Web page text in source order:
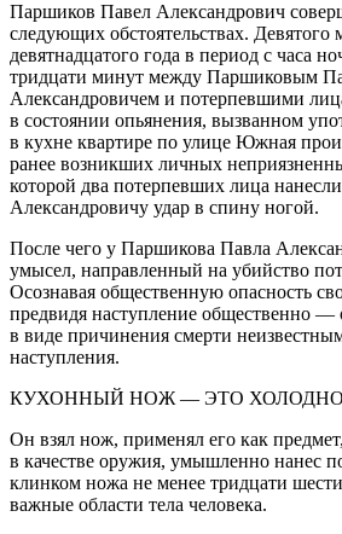
Паршиков Павел Александрович
следующих обстоятельствах. Девятого
девятнадцатого года в период с часа
тридцати минут между Паршиковым
Александровичем и потерпевшими
в состоянии опьянения, вызванном
в кухне квартире по улице Южная
ранее возникших личных
которой два потерпевших лица
Александровичу удар в спину ногой.
После чего у Паршикова Павла
умысел, направленный на убийство
Осознавая общественную опасность
предвидя наступление общественно —
в виде причинения смерти
наступления.
КУХОННЫЙ НОЖ — ЭТО
Он взял нож, применял его как
в качестве оружия, умышленно нанес
клинком ножа не менее тридцати
важные области тела человека.